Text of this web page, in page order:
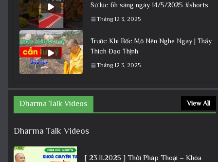
Sứ lúc 6h sáng ngày 14/5/2025 #shorts
Tháng 12 3, 2025
Trước Khi Bốc Mộ Nên Nghe Ngay | Thầy
Thích Đạo Thịnh
Tháng 12 3, 2025
Dharma Talk Videos View All
Dharma Talk Videos
[ 23.11.2025 ] Thời Pháp Thoại – Khóa